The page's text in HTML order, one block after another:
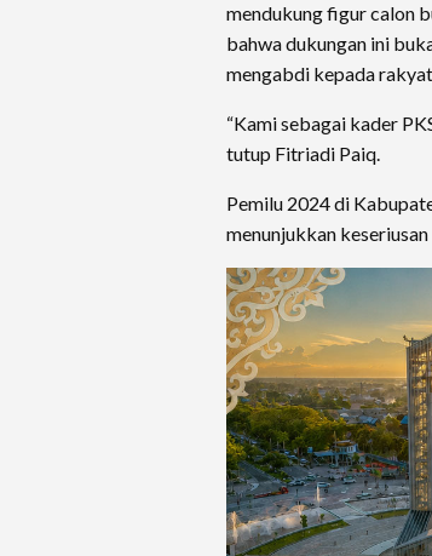
mendukung figur calon
bahwa dukungan ini
mengabdi kepada
“Kami sebagai kader
tutup Fitriadi Paiq.
Pemilu 2024 di
menunjukkan